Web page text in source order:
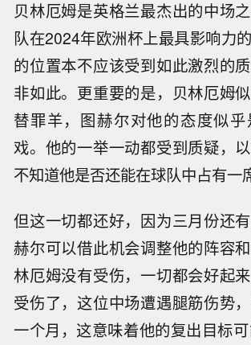
贝林厄姆是英格兰最杰出的中场
队在2024年欧洲杯上最具影响力
的位置本不应该受到如此激烈的
非如此。更重要的是，贝林厄姆
替罪羊，图赫尔对他的态度似
戏。他的一举一动都受到质疑，
不知道他是否还能在球队中占有一
但这一切都还好，因为三月份还
赫尔可以借此机会调整他的阵容
林厄姆没有受伤，一切都会好起
受伤了，这位中场遭遇腿筋伤势
一个月，这意味着他的复出目标